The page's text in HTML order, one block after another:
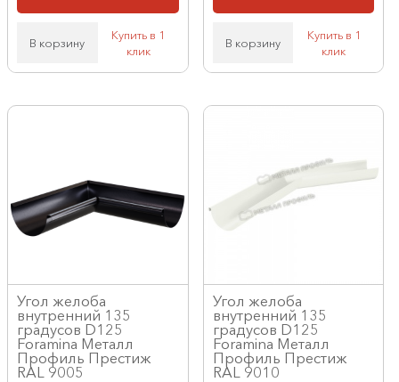
В корзину
Купить в 1
клик
В корзину
Купить в 1
клик
Угол желоба
внутренний 135
градусов D125
Foramina Металл
Профиль Престиж
RAL 9005
Угол желоба
внутренний 135
градусов D125
Foramina Металл
Профиль Престиж
RAL 9010